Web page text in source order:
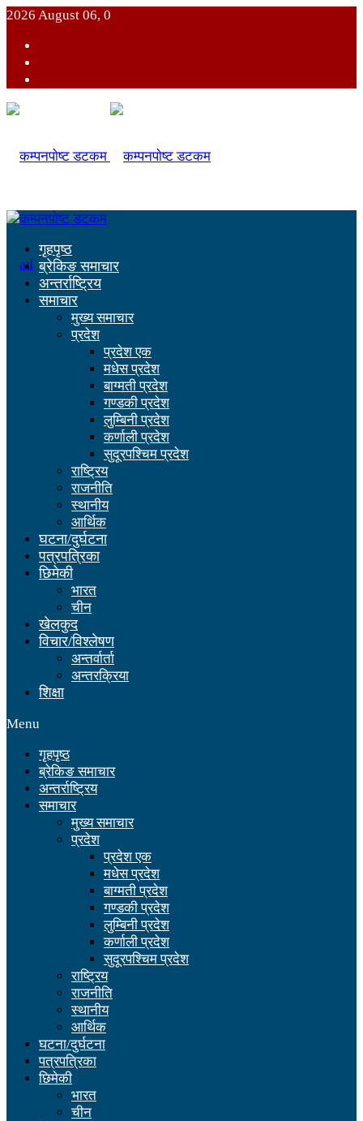
2026 August 06, 0
गृहपृष्ठ
ब्रेकिङ समाचार
अन्तर्राष्ट्रिय
समाचार
मुख्य समाचार
प्रदेश
प्रदेश एक
मधेस प्रदेश
बाग्मती प्रदेश
गण्डकी प्रदेश
लुम्बिनी प्रदेश
कर्णाली प्रदेश
सुदूरपश्चिम प्रदेश
राष्ट्रिय
राजनीति
स्थानीय
आर्थिक
घटना/दुर्घटना
पत्रपत्रिका
छिमेकी
भारत
चीन
खेलकुद
विचार/विश्लेषण
अन्तर्वार्ता
अन्तरक्रिया
शिक्षा
Menu
गृहपृष्ठ
ब्रेकिङ समाचार
अन्तर्राष्ट्रिय
समाचार
मुख्य समाचार
प्रदेश
प्रदेश एक
मधेस प्रदेश
बाग्मती प्रदेश
गण्डकी प्रदेश
लुम्बिनी प्रदेश
कर्णाली प्रदेश
सुदूरपश्चिम प्रदेश
राष्ट्रिय
राजनीति
स्थानीय
आर्थिक
घटना/दुर्घटना
पत्रपत्रिका
छिमेकी
भारत
चीन